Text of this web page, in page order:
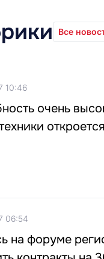
Все
10:46
очень
06:54
на форуме